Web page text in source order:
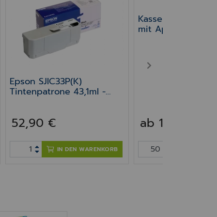
Epson SJIC33P(K) Tintenpatrone 43,1ml -
Epson SJIC33P(K)
Tintenpatrone 43,1ml -
52,90 €
IN DEN WARENKORB
Kassenrollen
mit Apotheken
M30III
ab 1,79 €
NEXT